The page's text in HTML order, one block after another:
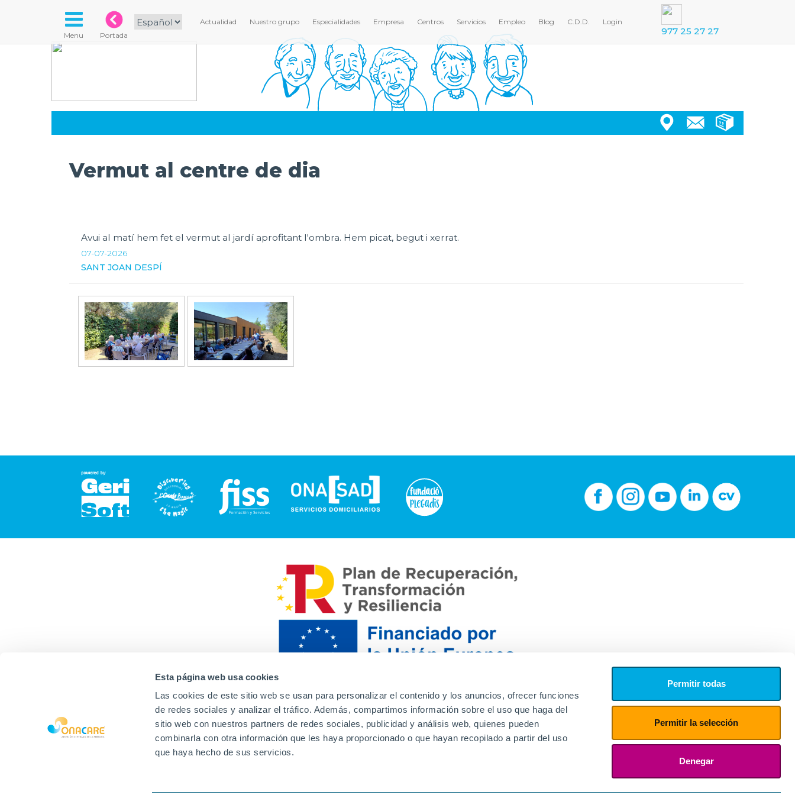
Esta página web usa cookies
Las cookies de este sitio web se usan para personalizar el contenido y los anuncios, ofrecer funciones
de redes sociales y analizar el tráfico. Además, compartimos información sobre el uso que haga del
sitio web con nuestros partners de redes sociales, publicidad y análisis web, quienes pueden
combinarla con otra información que les haya proporcionado o que hayan recopilado a partir del uso
que haya hecho de sus servicios.
Permitir todas
Permitir la selección
Denegar
Actualidad Nuestro grupo Especialidades Empresa Centros Servicios Empleo Blog C.D.D. Login
977 25 27 27
Menu Portada
Vermut al centre de dia
Avui al matí hem fet el vermut al jardí aprofitant l'ombra. Hem picat, begut i xerrat.
07-07-2026
SANT JOAN DESPÍ
Contacto Canal de denuncias Envia tu CV
Proveedores
Aviso Legal